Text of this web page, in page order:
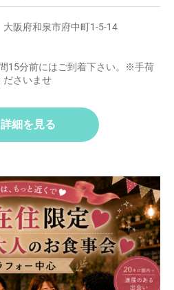
阪府和泉市府中町1-5-14
分前にはご到着下さい。※手荷
ださいませ
詳細を見る